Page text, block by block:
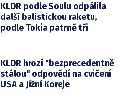
KLDR podle Soulu odpálila
další balistickou raketu,
podle Tokia patrně tři
KLDR hrozí "bezprecedentně
stálou" odpovědí na cvičení
USA a Jižní Koreje